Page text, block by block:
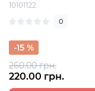
10101122
0
260.00 грн.
-15 %
220.00 грн.